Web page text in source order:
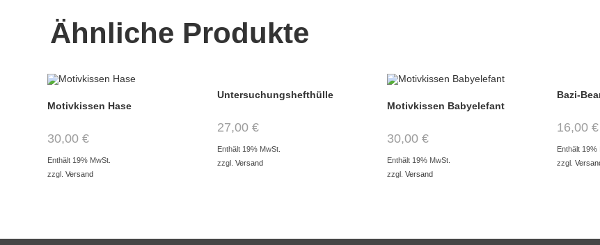
Ähnliche Produkte
Motivkissen Hase
30,00€
Enthält 19% MwSt.
zzgl.Versand
Untersuchungshefthülle
27,00€
Enthält 19% MwSt.
zzgl.Versand
Motivkissen Babyelefant
30,00€
Enthält 19% MwSt.
zzgl.Versand
Bazi-
16,00€
Enthält 19%
zzgl.